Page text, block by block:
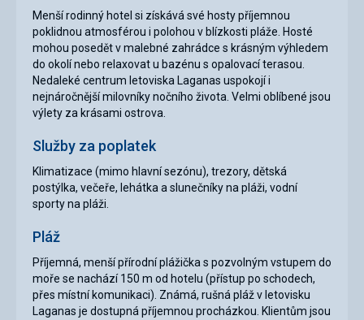
Menší rodinný hotel si získává své hosty příjemnou
poklidnou atmosférou i polohou v blízkosti pláže. Hosté
mohou posedět v malebné zahrádce s krásným výhledem
do okolí nebo relaxovat u bazénu s opalovací terasou.
Nedaleké centrum letoviska Laganas uspokojí i
nejnáročnější milovníky nočního života. Velmi oblíbené jsou
výlety za krásami ostrova.
Služby za poplatek
Klimatizace (mimo hlavní sezónu), trezory, dětská
postýlka, večeře, lehátka a slunečníky na pláži, vodní
sporty na pláži.
Pláž
Příjemná, menší přírodní plážička s pozvolným vstupem do
moře se nachází 150 m od hotelu (přístup po schodech,
přes místní komunikaci). Známá, rušná pláž v letovisku
Laganas je dostupná příjemnou procházkou. Klientům jsou